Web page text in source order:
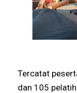
Tercatat
dan 105